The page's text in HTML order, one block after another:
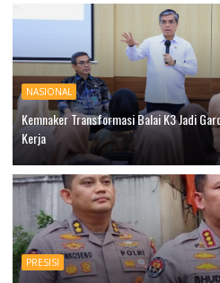
NASIONAL
Kemnaker Transformasi Balai K3 Jadi
Kerja
PRESISI